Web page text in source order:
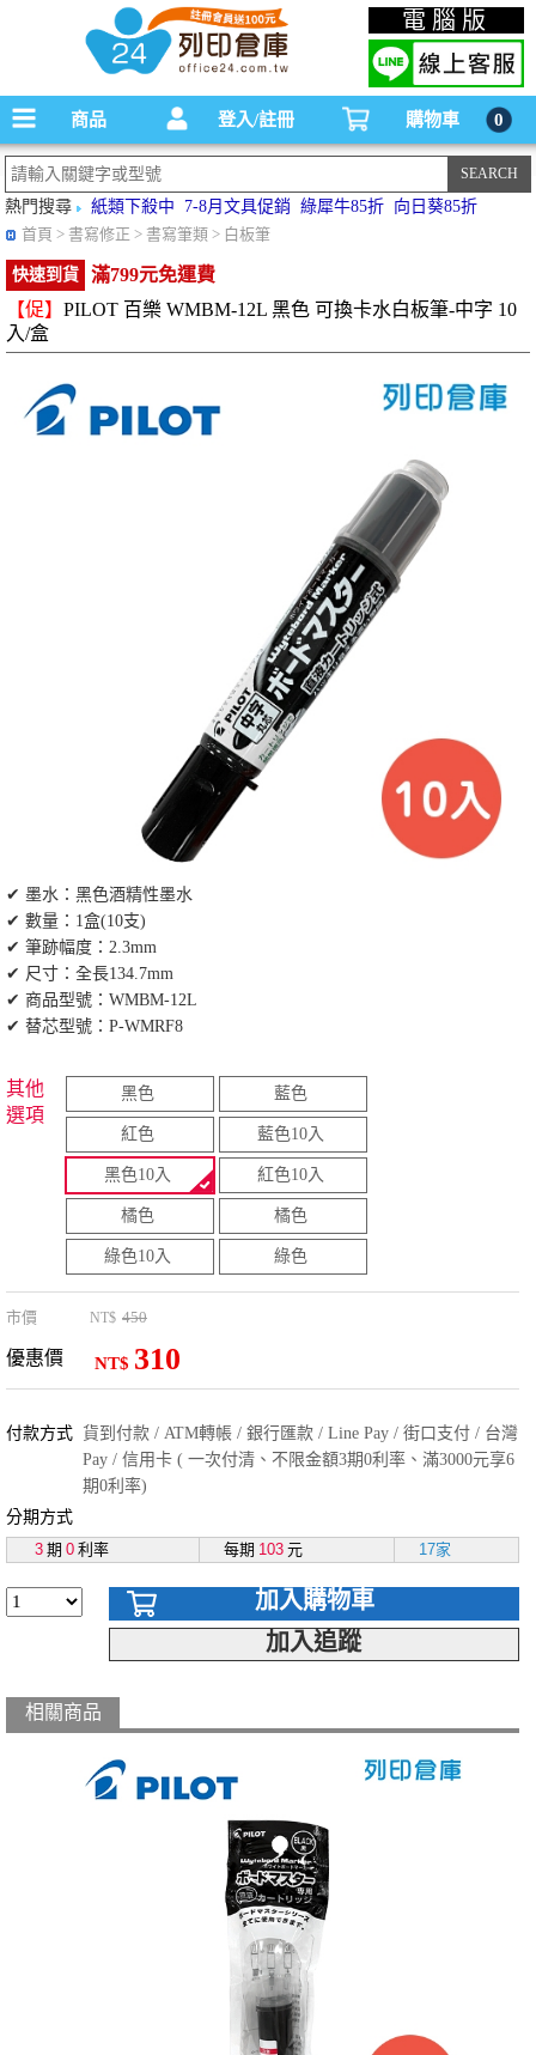
碳粉匣，墨水匣,原廠碳粉匣，副廠碳粉匣，環保碳粉匣,連續供墨印表機-office24列印
倉庫線上購物手機版
電腦版
商品 登入/註冊 購物車 0
熱門搜尋 紙類下殺中 7-8月文具促銷 綠犀牛85折 向日葵85折
首頁 > 書寫修正 > 書寫筆類 > 白板筆
快速到貨
滿799元免運費
【促】 PILOT 百樂 WMBM-12L 黑色 可換卡水白板筆-中字 10
入/盒
✔ 墨水：黑色酒精性墨水
✔ 數量：1盒(10支)
✔ 筆跡幅度：2.3mm
✔ 尺寸：全長134.7mm
✔ 商品型號：WMBM-12L
✔ 替芯型號：P-WMRF8
其他
選項
黑色 藍色
紅色 藍色10入
黑色10入 紅色10入
橘色 橘色
綠色10入 綠色
市價 NT$ 450
優惠價 NT$ 310
付款方式 貨到付款 / ATM轉帳 / 銀行匯款 / Line Pay / 街口支付 / 台灣
Pay / 信用卡 ( 一次付清、不限金額3期0利率、滿3000元享6
期0利率)
分期方式
3 期 0 利率 每期 103 元 17家
加入購物車
加入追蹤
相關商品